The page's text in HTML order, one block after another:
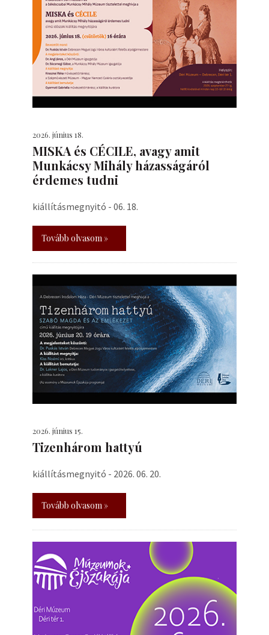
2026. június 18.
MISKA és CÉCILE, avagy amit
Munkácsy Mihály házasságáról
érdemes tudni
kiállításmegnyitó - 06. 18.
Tovább olvasom »
2026. június 15.
Tizenhárom hattyú
kiállításmegnyitó - 2026. 06. 20.
Tovább olvasom »